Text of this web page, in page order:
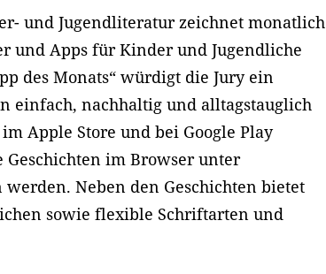
und Jugendliteratur zeichnet monatlich
und Apps für Kinder und Jugendliche
des Monats“ würdigt die Jury ein
einfach, nachhaltig und alltagstauglich
Apple Store und bei Google Play
im Browser unter
Neben den Geschichten bietet
sowie flexible Schriftarten und